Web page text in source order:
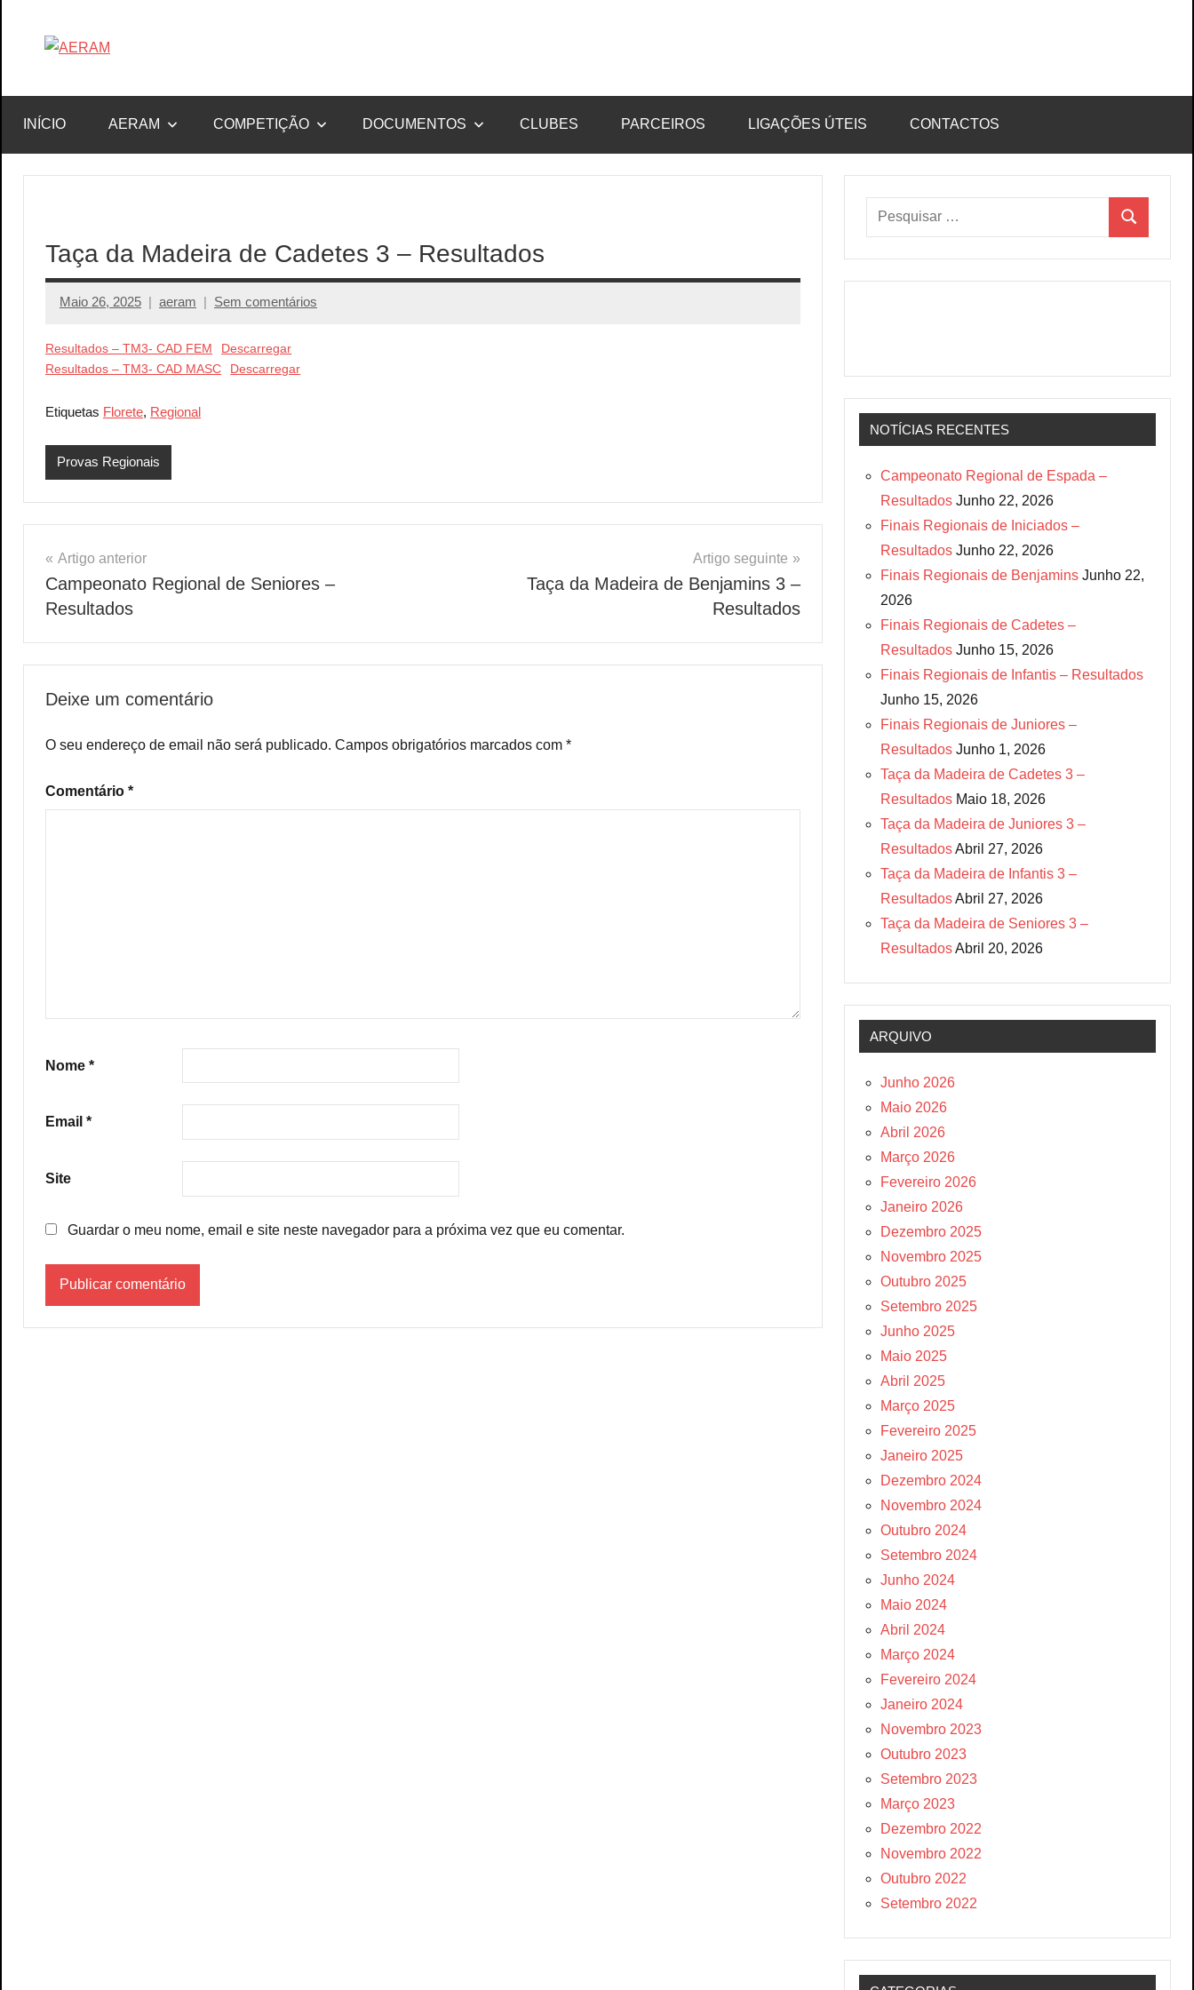
da
RAM
INÍCIO AERAM COMPETIÇÃO DOCUMENTOS CLUBES PARCEIROS LIGAÇÕES ÚTEIS CONTACTOS
Taça da Madeira de Cadetes 3 – Resultados
Maio 26, 2025 aeram Sem comentários
Resultados – TM3- CAD FEM
Descarregar
Resultados – TM3- CAD MASC
Descarregar
Etiquetas Florete, Regional
Provas Regionais
Navegação
de
artigos
Artigo anterior
Campeonato Regional de Seniores –
Resultados
Artigo seguinte
Taça da Madeira de Benjamins 3 –
Resultados
Deixe um comentário
O seu endereço de email não será publicado. Campos obrigatórios marcados com *
Comentário *
Nome *
Email *
Site
Guardar o meu nome, email e site neste navegador para a próxima vez que eu comentar.
Pesquisar
por:
Pesquisar
NOTÍCIAS RECENTES
Campeonato Regional de Espada –
Resultados Junho 22, 2026
Finais Regionais de Iniciados –
Resultados Junho 22, 2026
Finais Regionais de Benjamins Junho 22,
2026
Finais Regionais de Cadetes –
Resultados Junho 15, 2026
Finais Regionais de Infantis – Resultados
Junho 15, 2026
Finais Regionais de Juniores –
Resultados Junho 1, 2026
Taça da Madeira de Cadetes 3 –
Resultados Maio 18, 2026
Taça da Madeira de Juniores 3 –
ResultadosAbril 27, 2026
Taça da Madeira de Infantis 3 –
ResultadosAbril 27, 2026
Taça da Madeira de Seniores 3 –
ResultadosAbril 20, 2026
ARQUIVO
Junho 2026
Maio 2026
Abril 2026
Março 2026
Fevereiro 2026
Janeiro 2026
Dezembro 2025
Novembro 2025
Outubro 2025
Setembro 2025
Junho 2025
Maio 2025
Abril 2025
Março 2025
Fevereiro 2025
Janeiro 2025
Dezembro 2024
Novembro 2024
Outubro 2024
Setembro 2024
Junho 2024
Maio 2024
Abril 2024
Março 2024
Fevereiro 2024
Janeiro 2024
Novembro 2023
Outubro 2023
Setembro 2023
Março 2023
Dezembro 2022
Novembro 2022
Outubro 2022
Setembro 2022